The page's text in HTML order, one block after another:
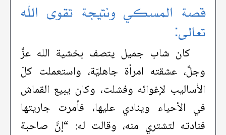
قصة المسكي ونتيجة تقوى الله
تعالى:
كان شاب جميل يتصف بخشية الله عزَّ
وجلَّ، عشقته امرأة جاهليّة، واستعملت كلّ
الأساليب لإغوائه وفشلت، وكان يبيع القماش
في الأحياء وينادي عليها، فأمرت جاريتها
فنادته لتشتري منه، وقالت له: “إنَّ صاحبة